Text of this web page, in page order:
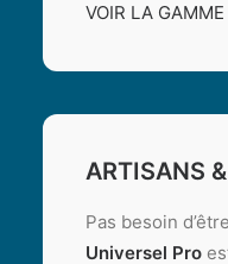
VOIR LA
ARTISANS
Pas besoin
Universel Pro